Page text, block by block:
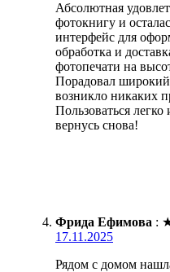
Абсолютная
фотокнигу и
интерфейс для
обработка и
фотопечати на
Порадовал
возникло никаких
Пользоваться
вернусь снова!
Фрида Ефимова :
17.11.2025
Рядом с домом